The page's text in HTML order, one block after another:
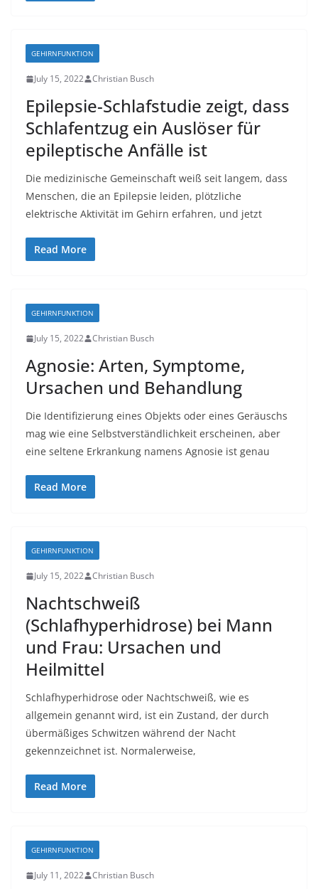
GEHIRNFUNKTION
July 15, 2022 Christian Busch
Epilepsie-Schlafstudie zeigt, dass
Schlafentzug ein Auslöser für
epileptische Anfälle ist
Die medizinische Gemeinschaft weiß seit langem, dass
Menschen, die an Epilepsie leiden, plötzliche
elektrische Aktivität im Gehirn erfahren, und jetzt
Read More
GEHIRNFUNKTION
July 15, 2022 Christian Busch
Agnosie: Arten, Symptome,
Ursachen und Behandlung
Die Identifizierung eines Objekts oder eines Geräuschs
mag wie eine Selbstverständlichkeit erscheinen, aber
eine seltene Erkrankung namens Agnosie ist genau
Read More
GEHIRNFUNKTION
July 15, 2022 Christian Busch
Nachtschweiß
(Schlafhyperhidrose) bei Mann
und Frau: Ursachen und
Heilmittel
Schlafhyperhidrose oder Nachtschweiß, wie es
allgemein genannt wird, ist ein Zustand, der durch
übermäßiges Schwitzen während der Nacht
gekennzeichnet ist. Normalerweise,
Read More
GEHIRNFUNKTION
July 11, 2022 Christian Busch